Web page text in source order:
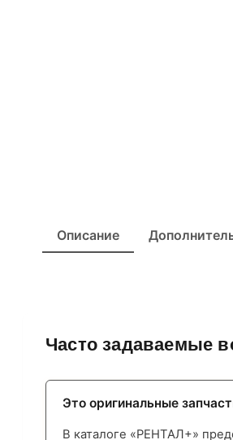
Описание
Часто задаваемые
Это оригинальные
В каталоге «РЕНТАЛ+»